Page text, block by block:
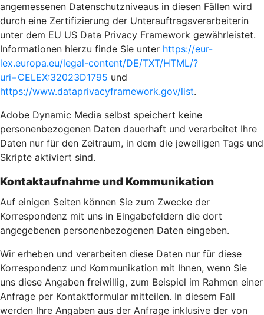
angemessenen Datenschutzniveaus in diesen Fällen wird
durch eine Zertifizierung der Unterauftragsverarbeiterin
unter dem EU US Data Privacy Framework gewährleistet.
Informationen hierzu finde Sie unter https://eur-
lex.europa.eu/legal-content/DE/TXT/HTML/?
uri=CELEX:32023D1795 und
https://www.dataprivacyframework.gov/list.
Adobe Dynamic Media selbst speichert keine
personenbezogenen Daten dauerhaft und verarbeitet Ihre
Daten nur für den Zeitraum, in dem die jeweiligen Tags und
Skripte aktiviert sind.
Kontaktaufnahme und Kommunikation
Auf einigen Seiten können Sie zum Zwecke der
Korrespondenz mit uns in Eingabefeldern die dort
angegebenen personenbezogenen Daten eingeben.
Wir erheben und verarbeiten diese Daten nur für diese
Korrespondenz und Kommunikation mit Ihnen, wenn Sie
uns diese Angaben freiwillig, zum Beispiel im Rahmen einer
Anfrage per Kontaktformular mitteilen. In diesem Fall
werden Ihre Angaben aus der Anfrage inklusive der von